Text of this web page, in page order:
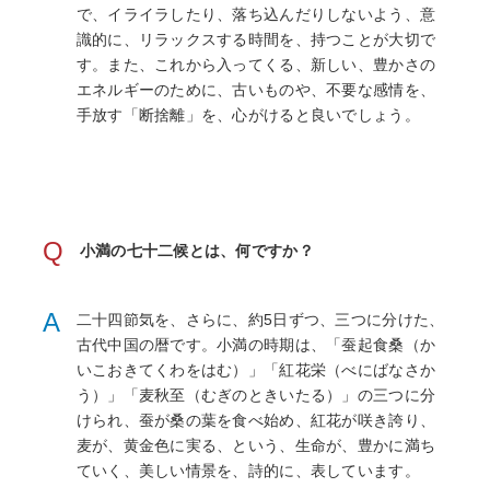
で、イライラしたり、落ち込んだりしないよう、意
識的に、リラックスする時間を、持つことが大切で
す。また、これから入ってくる、新しい、豊かさの
エネルギーのために、古いものや、不要な感情を、
手放す「断捨離」を、心がけると良いでしょう。
Q 小満の七十二候とは、何ですか？
A
二十四節気を、さらに、約5日ずつ、三つに分けた、
古代中国の暦です。小満の時期は、「蚕起食桑（か
いこおきてくわをはむ）」「紅花栄（べにばなさか
う）」「麦秋至（むぎのときいたる）」の三つに分
けられ、蚕が桑の葉を食べ始め、紅花が咲き誇り、
麦が、黄金色に実る、という、生命が、豊かに満ち
ていく、美しい情景を、詩的に、表しています。